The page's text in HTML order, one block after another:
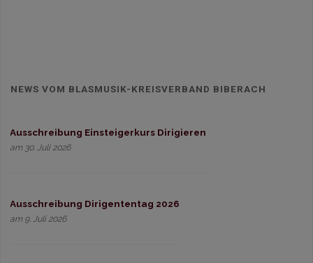
NEWS VOM BLASMUSIK-KREISVERBAND BIBERACH
Ausschreibung Einsteigerkurs Dirigieren
am 30. Juli 2026
Ausschreibung Dirigententag 2026
am 9. Juli 2026